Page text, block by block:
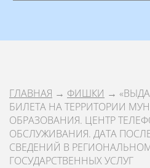
ГЛАВНАЯ → ФИШКИ →
БИЛЕТА НА ТЕРРИТОРИИ
ОБРАЗОВАНИЯ. ЦЕНТР
ОБСЛУЖИВАНИЯ. ДАТА
СВЕДЕНИЙ В РЕГИОНАЛЬНОМ
ГОСУДАРСТВЕННЫХ УСЛУГ